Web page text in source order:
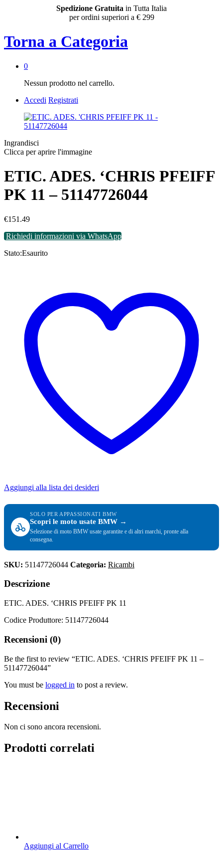
Spedizione Gratuita in Tutta Italia
per ordini superiori a € 299
Torna a Categoria
0
Nessun prodotto nel carrello.
Accedi Registrati
Ingrandisci
Clicca per aprire l'immagine
ETIC. ADES. ‘CHRIS PFEIFF
PK 11 – 51147726044
€151.49
Richiedi informazioni via WhatsApp
Stato:Esaurito
Aggiungi alla lista dei desideri
SOLO PER APPASSIONATI BMW
Scopri le moto usate BMW →
Selezione di moto BMW usate garantite e di altri marchi, pronte alla
consegna.
SKU: 51147726044 Categoria: Ricambi
Descrizione
ETIC. ADES. ‘CHRIS PFEIFF PK 11
Codice Produttore: 51147726044
Recensioni (0)
Be the first to review “ETIC. ADES. ‘CHRIS PFEIFF PK 11 –
51147726044”
You must be logged in to post a review.
Recensioni
Non ci sono ancora recensioni.
Prodotti correlati
Aggiungi al Carrello